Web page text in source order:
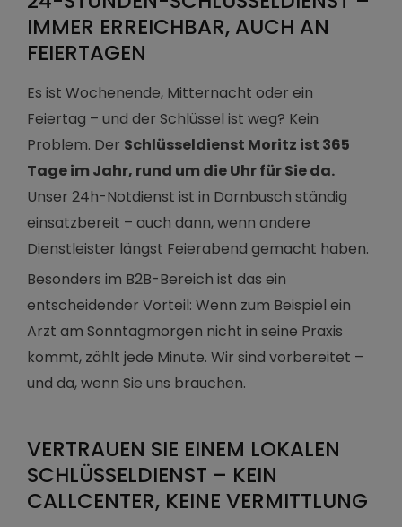
IMMER ERREICHBAR, AUCH AN
FEIERTAGEN
Es ist Wochenende, Mitternacht oder ein
Feiertag – und der Schlüssel ist weg? Kein
Problem. Der Schlüsseldienst Moritz ist 365
Tage im Jahr, rund um die Uhr für Sie da.
Unser 24h-Notdienst ist in Dornbusch ständig
einsatzbereit – auch dann, wenn andere
Dienstleister längst Feierabend gemacht haben.
Besonders im B2B-Bereich ist das ein
entscheidender Vorteil: Wenn zum Beispiel ein
Arzt am Sonntagmorgen nicht in seine Praxis
kommt, zählt jede Minute. Wir sind vorbereitet –
und da, wenn Sie uns brauchen.
VERTRAUEN SIE EINEM LOKALEN
SCHLÜSSELDIENST – KEIN
CALLCENTER, KEINE VERMITTLUNG